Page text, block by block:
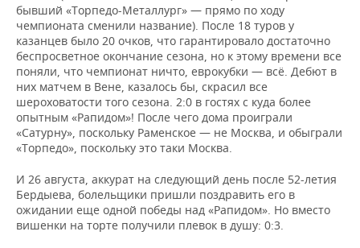
бывший «Торпедо-Металлург» — прямо по ходу
чемпионата сменили название). После 18 туров у
казанцев было 20 очков, что гарантировало достаточно
беспросветное окончание сезона, но к этому времени все
поняли, что чемпионат ничто, еврокубки — всё. Дебют в
них матчем в Вене, казалось бы, скрасил все
шероховатости того сезона. 2:0 в гостях с куда более
опытным «Рапидом»! После чего дома проиграли
«Сатурну», поскольку Раменское — не Москва, и обыграли
«Торпедо», поскольку это таки Москва.
И 26 августа, аккурат на следующий день после 52-летия
Бердыева, болельщики пришли поздравить его в
ожидании еще одной победы над «Рапидом». Но вместо
вишенки на торте получили плевок в душу: 0:3.